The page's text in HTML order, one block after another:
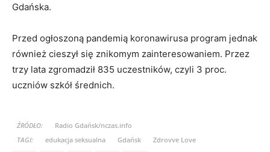
Gdańska.
Przed ogłoszoną pandemią koronawirusa program jednak
również cieszył się znikomym zainteresowaniem. Przez
trzy lata zgromadził 835 uczestników, czyli 3 proc.
uczniów szkół średnich.
ŹRÓDŁO:
Radio Gdańsk/nczas.info
TAGI:
edukacja seksualna Gdańsk Zdrovve Love